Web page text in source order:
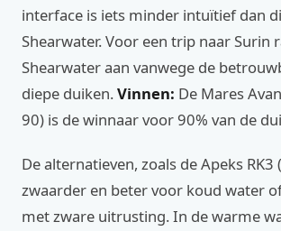
interface is iets minder intuïtief dan
Shearwater. Voor een trip naar Surin
Shearwater aan vanwege de
diepe duiken.Vinnen: De Mares
90) is de winnaar voor 90% van de
De alternatieven, zoals de Apeks RK3
zwaarder en beter voor koud water
met zware uitrusting. In de warme